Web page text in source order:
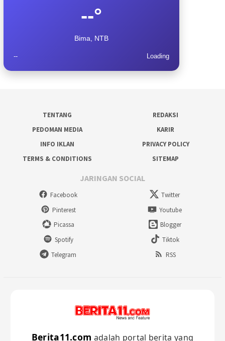
--°
Bima, NTB
-- Loading
TENTANG
REDAKSI
PEDOMAN MEDIA
KARIR
INFO IKLAN
PRIVACY POLICY
TERMS & CONDITIONS
SITEMAP
JARINGAN SOCIAL
Facebook
Twitter
Pinterest
Youtube
Picassa
Blogger
Spotify
Tiktok
Telegram
RSS
Berita11.com adalah portal berita yang